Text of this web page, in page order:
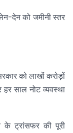
देन को जमीनी स्तर
को लाखों करोड़ों
साल नोट व्यवस्था
ट्रांसफर की पूरी